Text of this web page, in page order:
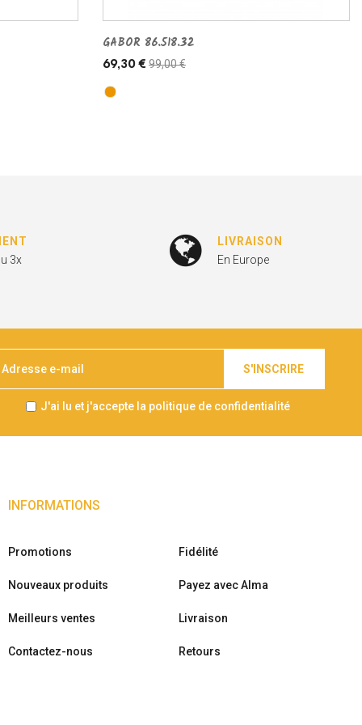
GABOR 86.518.32
69,30 € 99,00 €
3x
LIVRAISON
En Europe
S'INSCRIRE
J'ai lu et j'accepte la politique de confidentialité
INFORMATIONS
Promotions
Nouveaux produits
Meilleurs ventes
Contactez-nous
Fidélité
Payez avec Alma
Livraison
Retours